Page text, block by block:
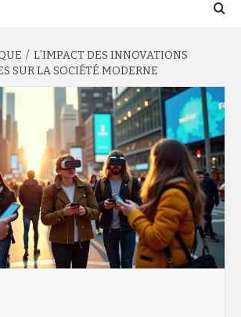
L’IMPACT DES INNOVATIONS
SUR LA SOCIÉTÉ MODERNE